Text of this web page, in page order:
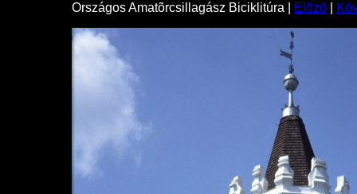
Országos Amatõrcsillagász Biciklitúra | Elõzõ